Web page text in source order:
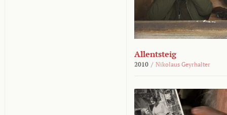
Allentsteig
2010 / Nikolaus Geyrhalter